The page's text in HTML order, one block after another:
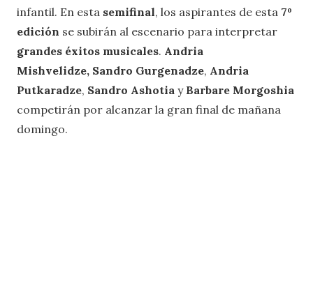
infantil. En esta semifinal, los aspirantes de esta 7º
edición se subirán al escenario para interpretar
grandes éxitos musicales. Andria
Mishvelidze, Sandro Gurgenadze, Andria
Putkaradze, Sandro Ashotia yBarbare Morgoshia
competirán por alcanzar la gran final de mañana
domingo.